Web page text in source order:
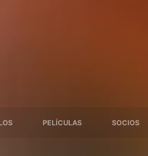
PELÍCULAS SOCIOS